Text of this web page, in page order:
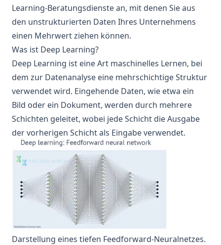
Learning-Beratungsdienste an, mit denen Sie aus
den unstrukturierten Daten Ihres Unternehmens
einen Mehrwert ziehen können.
Was ist Deep Learning?
Deep Learning ist eine Art maschinelles Lernen, bei
dem zur Datenanalyse eine mehrschichtige Struktur
verwendet wird. Eingehende Daten, wie etwa ein
Bild oder ein Dokument, werden durch mehrere
Schichten geleitet, wobei jede Schicht die Ausgabe
der vorherigen Schicht als Eingabe verwendet.
Darstellung eines tiefen Feedforward-Neuralnetzes.